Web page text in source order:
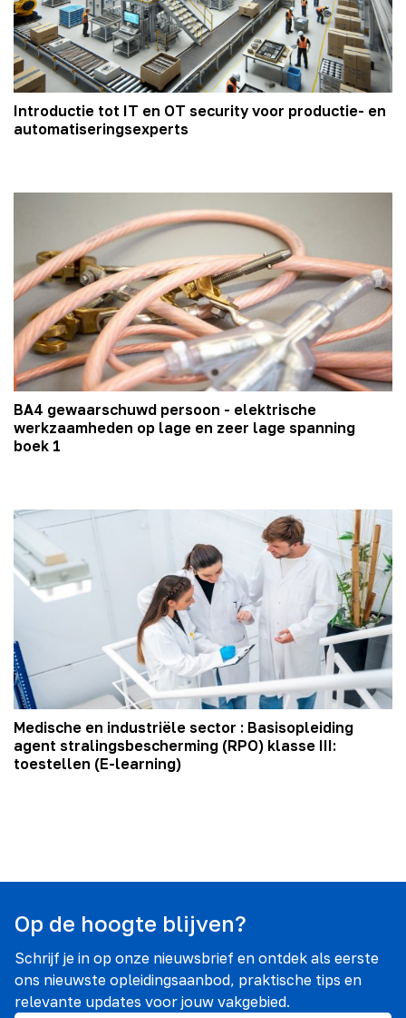
Introductie tot IT en OT security voor productie- en
automatiseringsexperts
BA4 gewaarschuwd persoon - elektrische
werkzaamheden op lage en zeer lage spanning
boek 1
Medische en industriële sector : Basisopleiding
agent stralingsbescherming (RPO) klasse III:
toestellen (E-learning)
Op de hoogte blijven?
Schrijf je in op onze nieuwsbrief en ontdek als eerste
ons nieuwste opleidingsaanbod, praktische tips en
relevante updates voor jouw vakgebied.